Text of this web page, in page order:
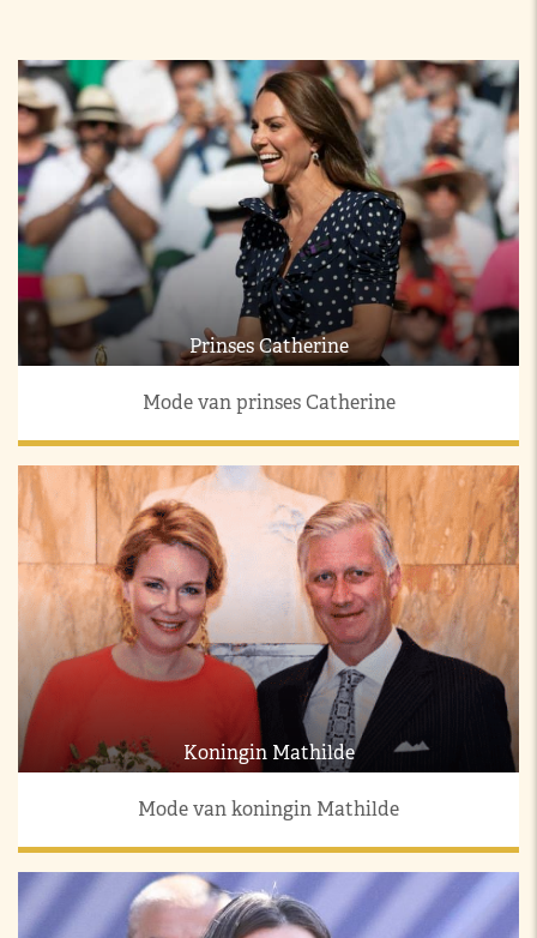
Prinses Catherine
Mode van prinses Catherine
Koningin Mathilde
Mode van koningin Mathilde